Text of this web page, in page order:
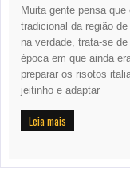
Muita gente pensa
tradicional da região
na verdade, trata-se
época em que ainda
preparar os risotos
jeitinho e adaptar
Leia mais